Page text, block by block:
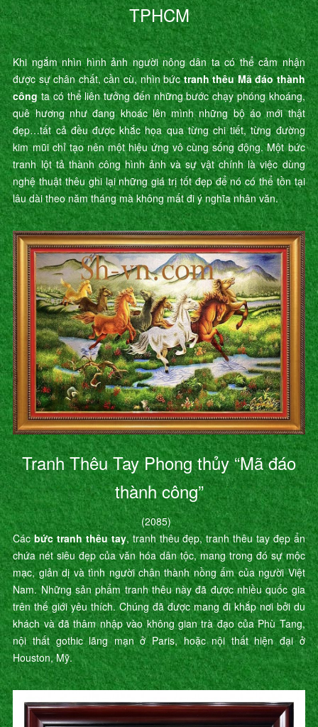
TPHCM
Khi ngắm nhìn hình ảnh người nông dân ta có thể cảm nhận
được sự chân chất, cần cù, nhìn bứctranh thêu Mã đáo thành
côngta có thể liên tưởng đến những bước chạy phóng khoáng,
quê hương như đang khoác lên mình những bộ áo mới thật
đẹp…tất cả đều được khắc họa qua từng chi tiết, từng đường
kim mũi chỉ tạo nên một hiệu ứng vô cùng sống động. Một bức
tranh lột tả thành công hình ảnh và sự vật chính là việc dùng
nghệ thuật thêu ghi lại những giá trị tốt đẹp để nó có thể tồn tại
lâu dài theo năm tháng mà không mất đi ý nghĩa nhân văn.
Tranh Thêu Tay Phong thủy “Mã đáo
thành công”
(2085)
Cácbức tranh thêu tay, tranh thêu đẹp, tranh thêu tay đẹp ẩn
chứa nét siêu đẹp của văn hóa dân tộc, mang trong đó sự mộc
mạc, giản dị và tình người chân thành nồng ấm của người Việt
Nam. Những sản phẩm tranh thêu này đã được nhiều quốc gia
trên thế giới yêu thích. Chúng đã được mang đi khắp nơi bởi du
khách và đã thâm nhập vào không gian trà đạo của Phù Tang,
nội thất gothic lãng mạn ở Paris, hoặc nội thất hiện đại ở
Houston, Mỹ.